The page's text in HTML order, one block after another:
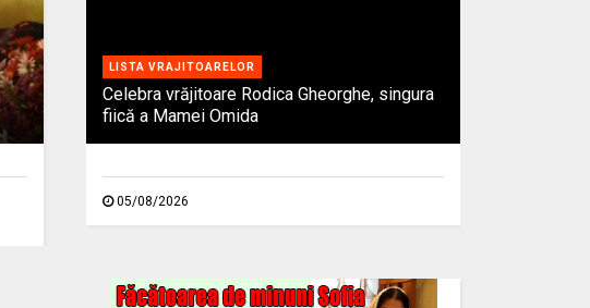
LISTA VRAJITOARELOR
Celebra vrăjitoare Rodica Gheorghe, singura
fiică a Mamei Omida
05/08/2026